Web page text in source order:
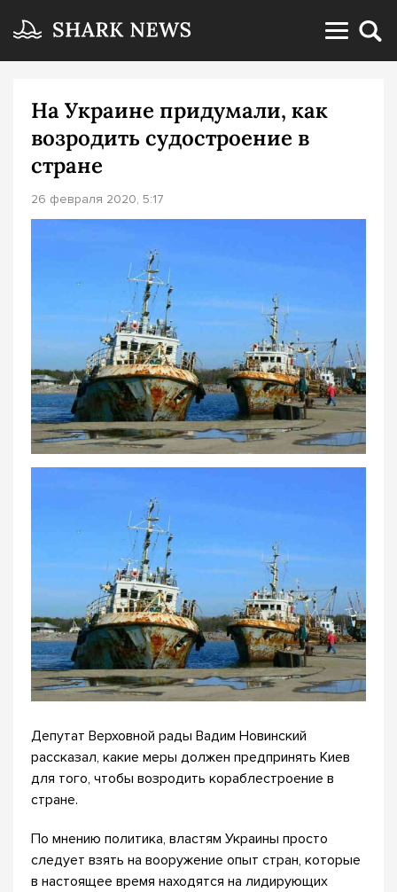
На Украине придумали, как
возродить судостроение в
стране
26 февраля 2020, 5:17
Депутат Верховной рады Вадим Новинский
рассказал, какие меры должен предпринять Киев
для того, чтобы возродить кораблестроение в
стране.
По мнению политика, властям Украины просто
следует взять на вооружение опыт стран, которые
в настоящее время находятся на лидирующих